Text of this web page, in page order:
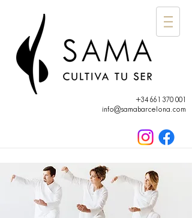
+34 661 370 001
info@samabarcelona.com